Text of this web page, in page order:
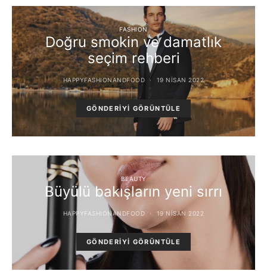
FASHION
Doğru smokin ve damatlık
seçim rehberi
HAPPYFASHIONANDFOOD 19 NISAN 2022
GÖNDERIYI GÖRÜNTÜLE
BEAUTY
Büyülü bakışların yeni sırrı
HAPPYFASHIONANDFOOD 19 NISAN 2022
GÖNDERIYI GÖRÜNTÜLE